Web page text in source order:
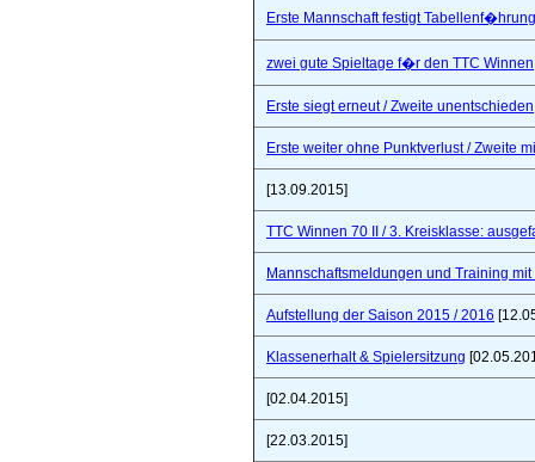
Erste Mannschaft festigt
zwei gute Spieltage f�r den TTC Winnen
Erste siegt erneut / Zweite unentschieden
Erste weiter ohne Punktverlust / Zweite
[13.09.2015]
TTC Winnen 70 II / 3. Kreisklasse:
Mannschaftsmeldungen und Training
Aufstellung der Saison 2015 / 2016
Klassenerhalt & Spielersitzung
[02.04.2015]
[22.03.2015]